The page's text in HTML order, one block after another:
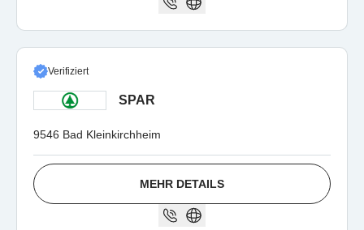
Verifiziert
SPAR
9546 Bad Kleinkirchheim
MEHR DETAILS